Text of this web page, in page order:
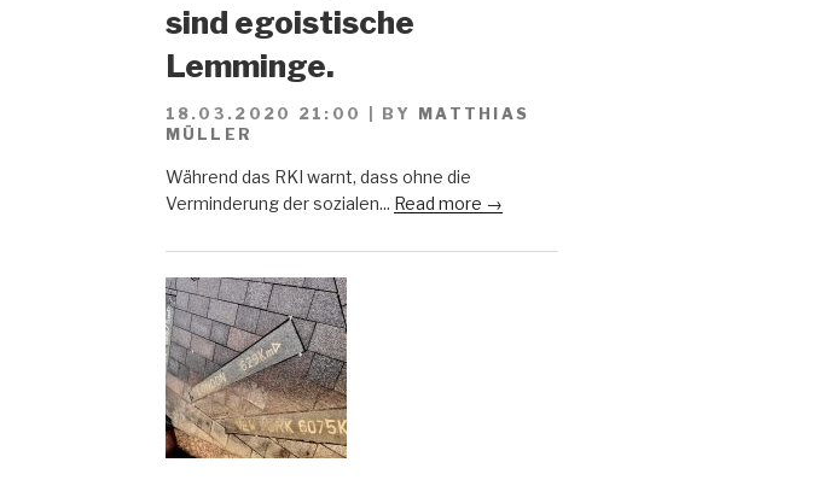
sind egoistische
Lemminge.
18.03.2020 21:00 BY
MATTHIAS
MÜLLER
Während das RKI warnt, dass ohne die
Verminderung der sozialen... Read more →